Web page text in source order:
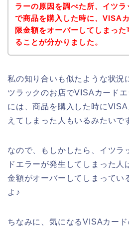
ラーの原因を調べた所、イツラ
で商品を購入した時に、VISA
限金額をオーバーしてしまった
ることが分かりました。
私の知り合いも似たような状況
ツラックのお店でVISAカード
には、商品を購入した時に
えてしまった人もいるみたいで
なので、もしかしたら、イツラ
ドエラーが発生してしまった
金額がオーバーしてしまってい
よ♪
ちなみに、気になるVISAカー